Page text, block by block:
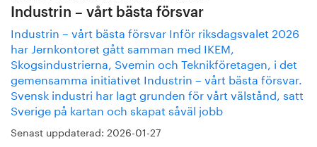
Industrin – vårt bästa försvar
Industrin – vårt bästa försvar Inför riksdagsvalet 2026
har Jernkontoret gått samman med IKEM,
Skogsindustrierna, Svemin och Teknikföretagen, i det
gemensamma initiativet Industrin – vårt bästa försvar.
Svensk industri har lagt grunden för vårt välstånd, satt
Sverige på kartan och skapat såväl jobb
Senast uppdaterad: 2026-01-27